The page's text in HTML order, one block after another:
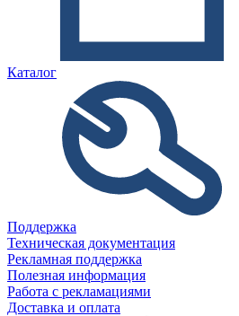
Каталог
Поддержка
Техническая документация
Рекламная поддержка
Полезная информация
Работа с рекламациями
Доставка и оплата